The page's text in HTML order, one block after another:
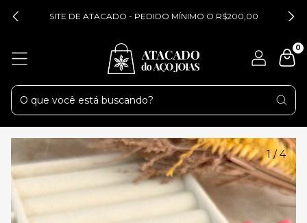
SITE DE ATACADO - PEDIDO MÍNIMO O R$200,00
0
1/ 4